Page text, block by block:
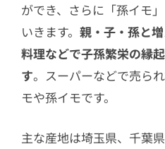
ができ、さらに「孫イモ
いきます。 親・子・孫と
料理などで子孫繁栄の縁
す。スーパーなどで売ら
モや孫イモです。
主な産地は埼玉県、千葉県